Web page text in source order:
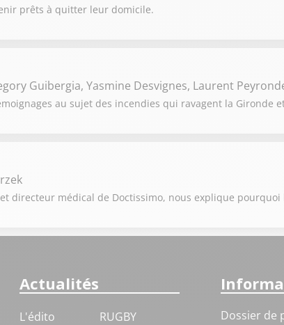
prêts à quitter leur domicile.
Guibergia, Yasmine Desvignes, Laurent
au sujet des incendies qui ravagent la Gironde
directeur médical de Doctissimo, nous explique
Actualités
L'édito
RUGBY
Dossier de